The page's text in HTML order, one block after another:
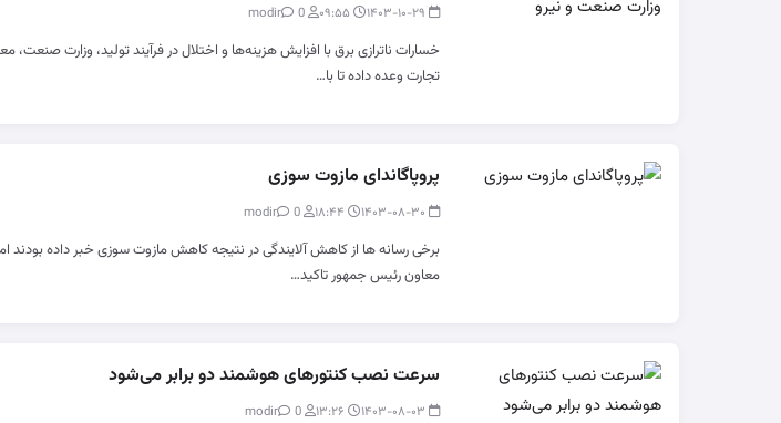
0
خسارات ناترازی برق با افزایش هزینه‌ها و اختلال در فرآیند تولید، وزارت صنعت،
تجارت وعده داده تا با…
پروپاگاندای مازوت سوزی
0
برخی رسانه ها از کاهش آلایندگی در نتیجه کاهش مازوت سوزی خبر داده بودند
معاون رئیس جمهور تاکید…
سرعت نصب کنتورهای هوشمند دو برابر می‌شود
0